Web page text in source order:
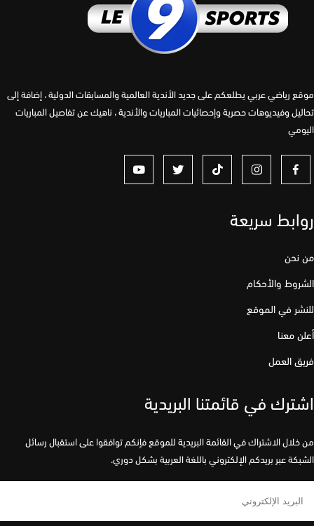
رياضي عربي يطلعكم على جديد الأندية العالمية والمسابقات الدولية ، إضافة إلى
وفيديوهات حصرية وإحصائيات المباريات والأندية ، ناهيك عن تفاصيل المباريات
سريعة
والأحكام
في الموقع
معنا
العمل
في قائمتنا البريدية
الاشتراك في القائمة البريدية للموقع فإنكم توافقوا على استقبال رسائل
عبر بريدكم الإلكتروني باللغة العربية بشكل دوري.